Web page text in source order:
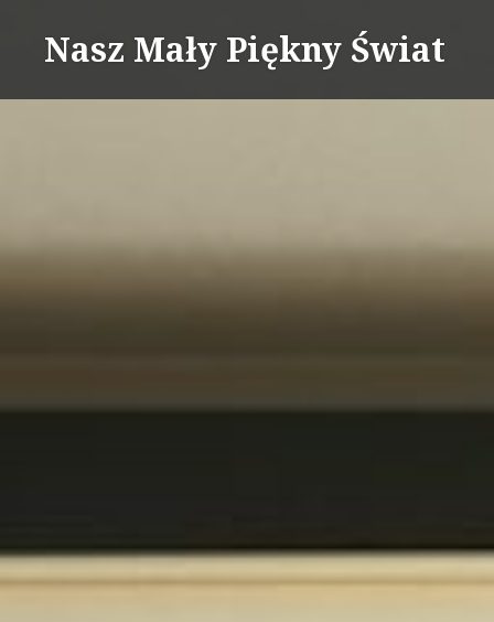
Nasz Mały Piękny Świat